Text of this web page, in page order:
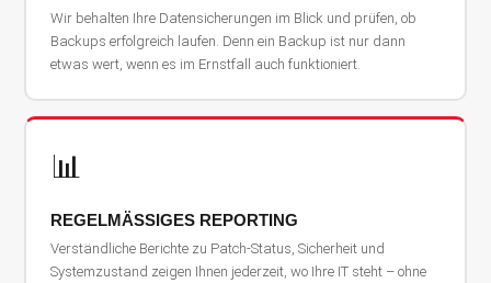
Wir behalten Ihre Datensicherungen im Blick und prüfen, ob
Backups erfolgreich laufen. Denn ein Backup ist nur dann
etwas wert, wenn es im Ernstfall auch funktioniert.
📊
REGELMÄSSIGES REPORTING
Verständliche Berichte zu Patch-Status, Sicherheit und
Systemzustand zeigen Ihnen jederzeit, wo Ihre IT steht – ohne